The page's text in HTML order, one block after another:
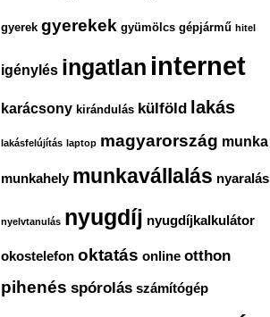
gyerek gyerekek gyümölcs gépjármű hitel
igénylés ingatlan internet
karácsony kirándulás külföld lakás
lakásfelújítás laptop magyarország munka
munkahely munkavállalás nyaralás
nyelvtanulás nyugdíj nyugdíjkalkulátor
okostelefon oktatás online otthon
pihenés spórolás számítógép